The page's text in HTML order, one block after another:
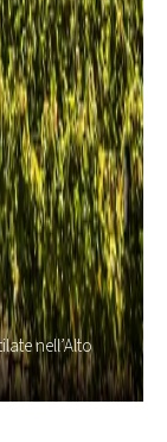
nell’Alto